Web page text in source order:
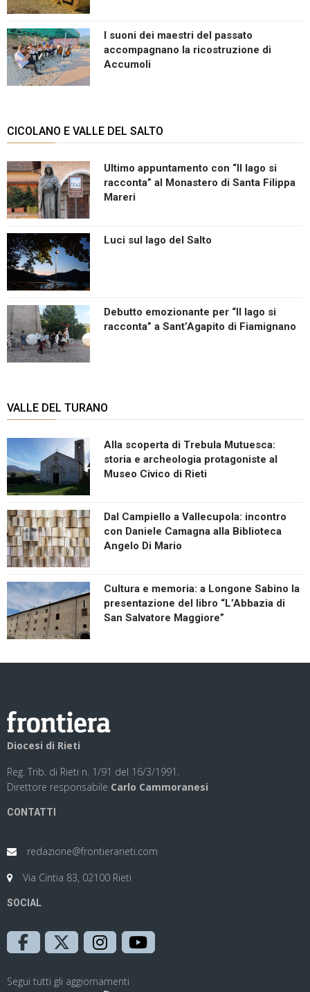
I suoni dei maestri del passato
accompagnano la ricostruzione di
Accumoli
CICOLANO E VALLE DEL SALTO
Ultimo appuntamento con “Il lago si
racconta” al Monastero di Santa Filippa
Mareri
Luci sul lago del Salto
Debutto emozionante per “Il lago si
racconta” a Sant’Agapito di Fiamignano
VALLE DEL TURANO
Alla scoperta di Trebula Mutuesca:
storia e archeologia protagoniste al
Museo Civico di Rieti
Dal Campiello a Vallecupola: incontro
con Daniele Camagna alla Biblioteca
Angelo Di Mario
Cultura e memoria: a Longone Sabino la
presentazione del libro “L’Abbazia di
San Salvatore Maggiore”
Diocesi di Rieti
Reg. Trib. di Rieti n. 1/91 del 16/3/1991.
Direttore responsabile Carlo Cammoranesi
CONTATTI
redazione@frontierarieti.com
Via Cintia 83, 02100 Rieti
SOCIAL
Segui tutti gli aggiornamenti